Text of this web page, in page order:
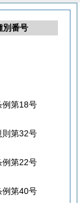
別番号
例第18号
則第32号
例第22号
例第40号